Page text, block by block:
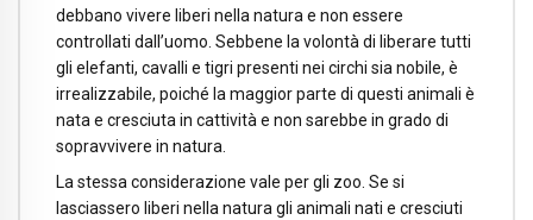
debbano vivere liberi nella natura e non essere
controllati dall’uomo. Sebbene la volontà di liberare tutti
gli elefanti, cavalli e tigri presenti nei circhi sia nobile, è
irrealizzabile, poiché la maggior parte di questi animali è
nata e cresciuta in cattività e non sarebbe in grado di
sopravvivere in natura.
La stessa considerazione vale per gli zoo. Se si
lasciassero liberi nella natura gli animali nati e cresciuti